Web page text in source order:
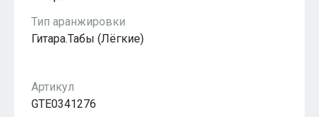
БесплатныеТип аранжировки
Гитара.Табы (Лёгкие)
Артикул
GTE0341276